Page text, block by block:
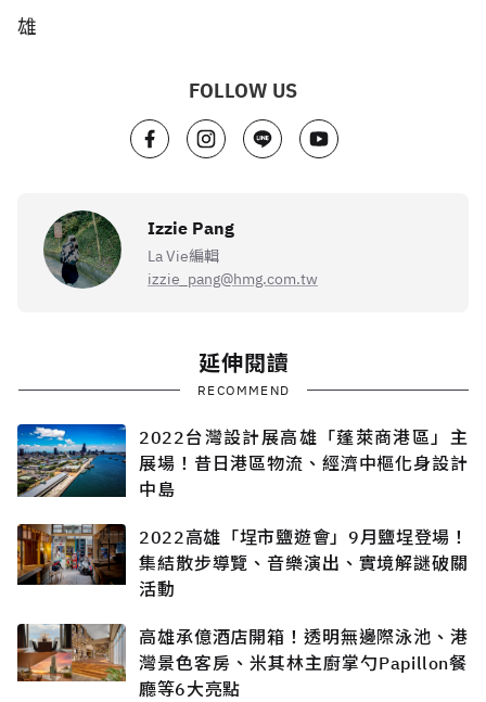
雄
FOLLOW US
Izzie Pang
La Vie編輯
izzie_pang@hmg.com.tw
延伸閱讀
RECOMMEND
2022台灣設計展高雄「蓬萊商港區」主
展場！昔日港區物流、經濟中樞化身設計
中島
2022高雄「埕市鹽遊會」9月鹽埕登場！
集結散步導覽、音樂演出、實境解謎破關
活動
高雄承億酒店開箱！透明無邊際泳池、港
灣景色客房、米其林主廚掌勺Papillon餐
廳等6大亮點